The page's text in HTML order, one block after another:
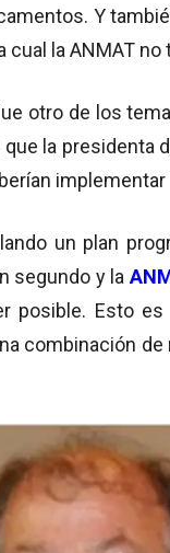
Y
cual la ANMAT
otro de los
que la
un plan
segundo y la
posible. Esto
combinación